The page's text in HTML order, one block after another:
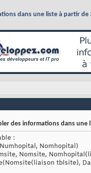
dans une liste à partir de
des informations dans une
:
Nomhopital)
Nomsite,
tblsite),